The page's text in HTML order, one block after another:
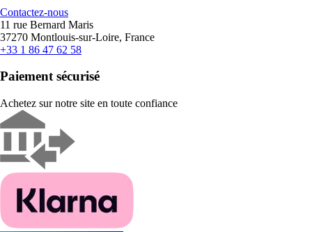
Contactez-nous
11 rue Bernard Maris
37270 Montlouis-sur-Loire, France
+33 1 86 47 62 58
Paiement sécurisé
Achetez sur notre site en toute confiance